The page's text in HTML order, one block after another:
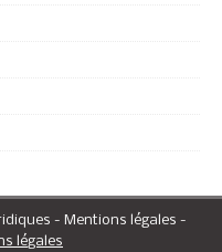
- Mentions légales -
légales